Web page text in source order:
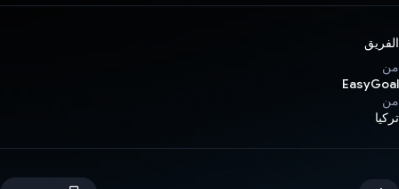
الفريق
من
EasyGoal
من
تركيا